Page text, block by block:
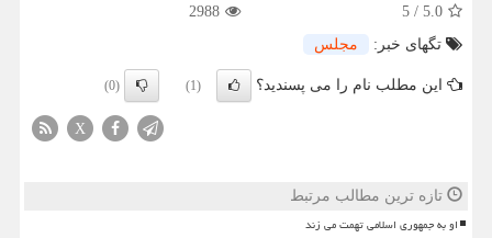
5.0
/
5
2988
تگهای خبر:
مجلس
این مطلب نام را می پسندید؟ (1)
(0)
X
تازه ترین مطالب مرتبط
او به جمهوری اسلامی تهمت می زند